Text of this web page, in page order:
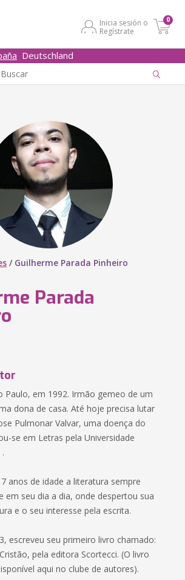
Inicia sesión o
Regístrate
0
Deutschland
/ Guilherme Parada Pinheiro
Parada
Paulo, em 1992. Irmão gemeo de um
dona de casa. Até hoje precisa lutar
Pulmonar Valvar, uma doença do
se em Letras pela Universidade
anos de idade a literatura sempre
em seu dia a dia, onde despertou sua
e o seu interesse pela escrita.
escreveu seu primeiro livro chamado:
pela editora Scortecci. (O livro
aqui no clube de autores).